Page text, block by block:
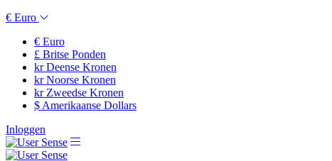
€ Euro
€ Euro
£ Britse Ponden
krDeense Kronen
krNoorse Kronen
krZweedse Kronen
$ Amerikaanse Dollars
Inloggen